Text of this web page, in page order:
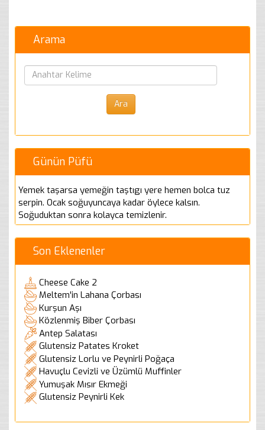
Arama
Günün Püfü
Yemek taşarsa yemeğin taştıgı yere hemen bolca tuz
serpin. Ocak soğuyuncaya kadar öylece kalsın.
Soğuduktan sonra kolayca temizlenir.
Son Eklenenler
Cheese Cake 2
Meltem'in Lahana Çorbası
Kurşun Aşı
Közlenmiş Biber Çorbası
Antep Salatası
Glutensiz Patates Kroket
Glutensiz Lorlu ve Peynirli Poğaça
Havuçlu Cevizli ve Üzümlü Muffinler
Yumuşak Mısır Ekmeği
Glutensiz Peynirli Kek